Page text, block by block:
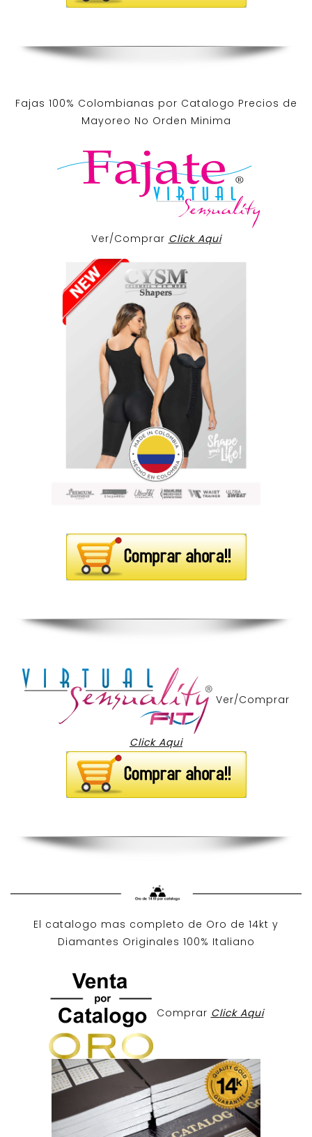
Fajas 100% Colombianas por Catalogo Precios de
Mayoreo No Orden Minima
Ver/Comprar Click Aqui
Ver/Comprar
Click Aqui
El catalogo mas completo de Oro de 14kt y
Diamantes Originales 100% Italiano
Comprar Click Aqui